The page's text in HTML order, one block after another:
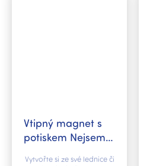
Vtipný magnet s
potiskem Nejsem
Vytvořte si ze své lednice či